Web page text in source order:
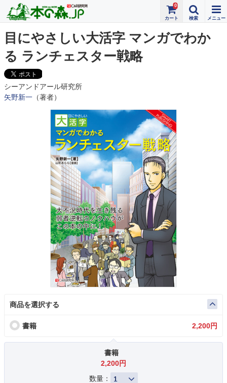
0
目にやさしい大活字 マンガでわか
る ランチェスター戦略
シーアンドアール研究所
矢野新一 （著者）
商品を選択する
書籍 2,200円
書籍
2,200円
数量：